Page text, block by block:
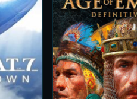
mxn 139,27